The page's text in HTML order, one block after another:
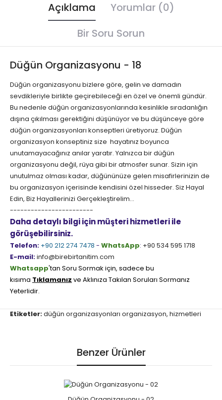
Açıklama
Yorumlar (0)
Bir Soru Sorun
Düğün Organizasyonu - 18
Düğün organizasyonu bizlere göre, gelin ve damadın
sevdikleriyle birlikte geçirebileceği en özel ve önemli gündür.
Bu nedenle düğün organizasyonlarında kesinlikle sıradanlığın
dışına çıkılması gerektiğini düşünüyor ve bu düşünceye göre
düğün organizasyonları konseptleri üretiyoruz. Düğün
organizasyon konseptiniz size hayatınız boyunca
unutamayacağınız anılar yaratır. Yalnızca bir düğün
organizasyonu değil, rüya gibi bir atmosfer sunar. Sizin için
unutulmaz olması kadar, düğününüze gelen misafirlerinizin de
bu organizasyon içerisinde kendisini özel hisseder. Siz Hayal
Edin, Biz Hayallerinizi Gerçekleştirelim...
------------------------
Daha detaylı bilgi için müşteri hizmetleri ile
görüşebilirsiniz.
Telefon: +90 212 274 7478 - WhatsApp: +90 534 595 1718
E-mail:info@birebirtanitim.com
Whatsapp'tan Soru Sormak için, sadece bu
kısıma Tıklamanız ve Aklınıza Takılan Soruları Sormanız
Yeterlidir.
Etiketler:düğün organizasyonları organizasyon, hizmetleri
Benzer Ürünler